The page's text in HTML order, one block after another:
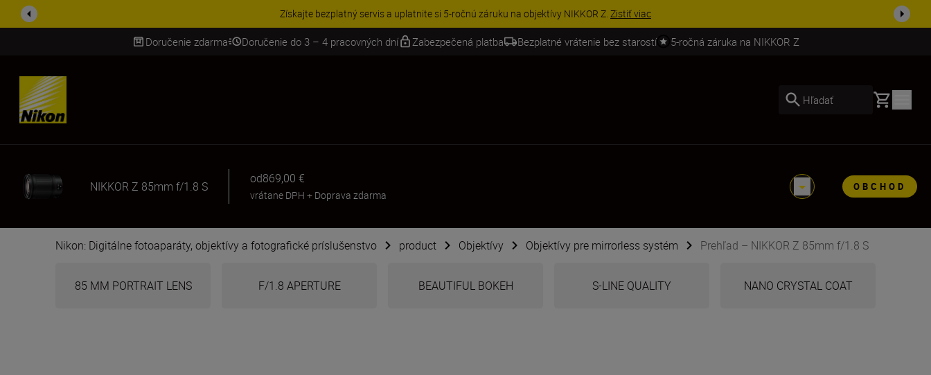
UŠETRI NA PRÍSLUŠENSTVE | Ušetrite 15 % na vybranom príslušenstve a doplňte si svoju výbavu ešte dne...
Doručenie zdarma Doručenie do 3 – 4 pracovných dní Zabezpečená platba Bezplatné vrátenie bez starostí 5-ročná záruka na NIKKOR Z
SKIP
Hľadať Basket
NIKKOR Z 85mm f/1.8 S
od869,00 €
vrátane DPH + Doprava zdarma
OBCHOD
Nikon: Digitálne fotoaparáty, objektívy a fotografické príslušenstvo product Objektívy Objektívy pre mirrorless systém Prehľad – NIKKOR Z 85mm f/1.8 S
85 MM PORTRAIT LENS F/1.8 APERTURE BEAUTIFUL BOKEH S-LINE QUALITY NANO CRYSTAL COAT